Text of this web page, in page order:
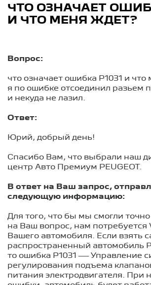
ЧТО ОЗНАЧАЕТ
И ЧТО МЕНЯ ЖДЕТ?
Вопрос:
что означает ошибка P1031 и что
я по ошибке отсоединил разьем
и некуда не лазил.
Ответ:
Юрий, добрый день!
Спасибо Вам, что выбрали наш
центр Авто Премиум PEUGEOT.
В ответ на Ваш запрос,
следующую информацию:
Для того, что бы мы смогли точно
на Ваш вопрос, нам потребуется
Вашего автомобиля. Если взять
распространенный автомобиль
то ошибка Р1031 — Управление
регулирования подъема
питания электродвигателя. При